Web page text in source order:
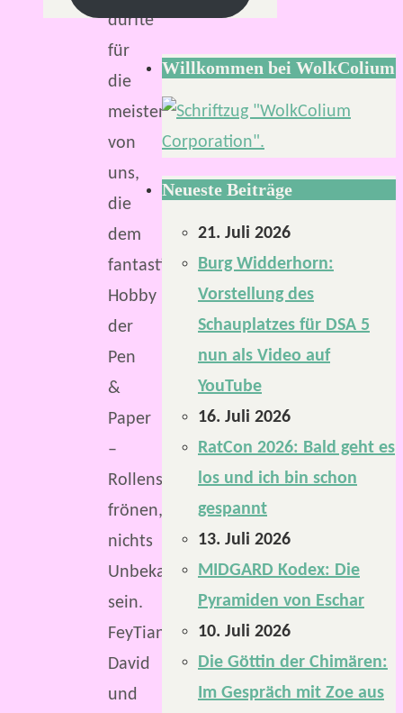
dürfte
für
die
meisten
von
uns,
die
dem
fantastischen
Hobby
der
Pen
&
Paper
–
Rollenspiele
frönen,
nichts
Unbekanntes
sein.
FeyTiane,
David
und
Willkommen bei WolkColium
Neueste Beiträge
21. Juli 2026
Burg Widderhorn:
Vorstellung des
Schauplatzes für DSA 5
nun als Video auf
YouTube
16. Juli 2026
RatCon 2026: Bald geht es
los und ich bin schon
gespannt
13. Juli 2026
MIDGARD Kodex: Die
Pyramiden von Eschar
10. Juli 2026
Die Göttin der Chimären:
Im Gespräch mit Zoe aus